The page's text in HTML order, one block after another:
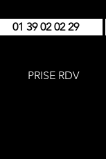
01 39 02 02 29
PRISE RDV